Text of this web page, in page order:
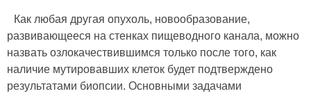
Как любая другая опухоль, новообразование,
развивающееся на стенках пищеводного канала, можно
назвать озлокачествившимся только после того, как
наличие мутировавших клеток будет подтверждено
результатами биопсии. Основными задачами